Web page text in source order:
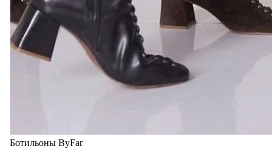
Ботильоны ByFar